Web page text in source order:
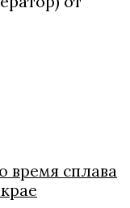
время сплава